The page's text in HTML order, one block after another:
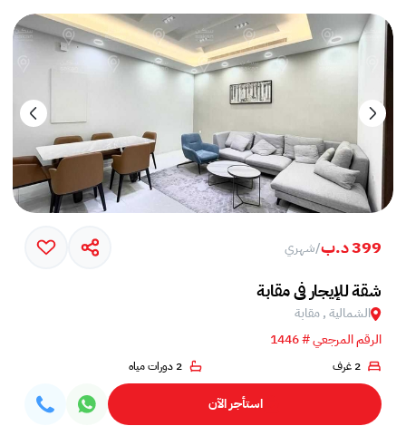
399 د.ب /شهري
شقة للإيجار في مقابة
الشمالية , مقابة
الرقم المرجعي # 1446
2 غرف 2 دورات مياه
استأجر الآن